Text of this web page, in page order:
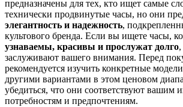
предназначены для тех, кто ищет самые
технически продвинутые часы, но они
элегантность и надежность,
культового бренда. Если вы ищете часы,
узнаваемы, красивы и прослужат долго
заслуживают вашего внимания. Перед
рекомендуется изучить конкретные
другими вариантами в этом ценовом
убедиться, что они соответствуют вашим
потребностям и предпочтениям.